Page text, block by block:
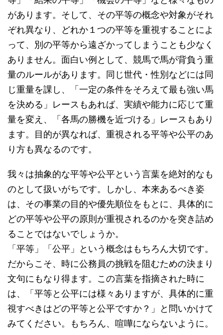
があります。そして、その平等の概念や対象がそれ
ぞれ異なり、どれか１つの平等を重視することによ
って、別の平等から遠ざかってしまうことも少なく
ありません。面白い例として、競馬で馬が背負う重
量のルールがあります。同じ世代・性別などには同
じ重量を課し、「一定の条件をそろえて最も強い馬
を決める」レースもあれば、実績や能力に応じて重
量を変え、「各馬の勝機を近づける」レースもあり
ます。目的が異なれば、重視される平等や公平のあ
り方も異なるのです。
我々は抽象的な平等や公平という言葉を絶対的なも
のとして扱いがちです。しかし、本来あるべき姿
は、その事業の目的や優先順位をもとに、具体的に
どの平等や公平の原則が重視されるのかを突き詰め
ることではないでしょうか。
「平等」「公平」という概念はもちろん大切です。
だからこそ、時に公務員の挑戦を阻むための決まり
文句にもなり得ます。この言葉を指摘された時に
は、「平等と公平には様々ありますが、具体的に重
視すべきはどの平等と公平ですか？」と問いかけて
みてください。もちろん、喧嘩にならないように。